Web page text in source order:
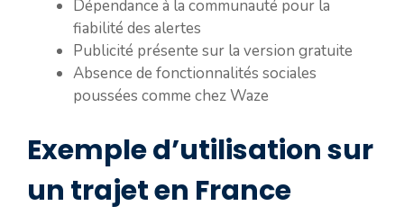
Dépendance à la communauté pour la
fiabilité des alertes
Publicité présente sur la version gratuite
Absence de fonctionnalités sociales
poussées comme chez Waze
Exemple d’utilisation sur
un trajet en France